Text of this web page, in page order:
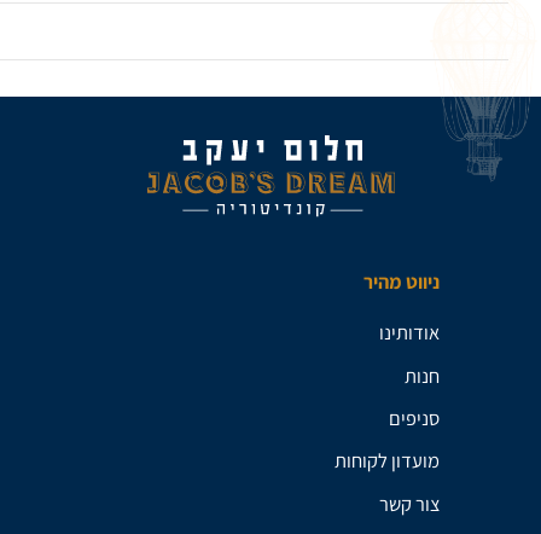
ניווט מהיר
אודותינו
חנות
סניפים
מועדון לקוחות
צור קשר